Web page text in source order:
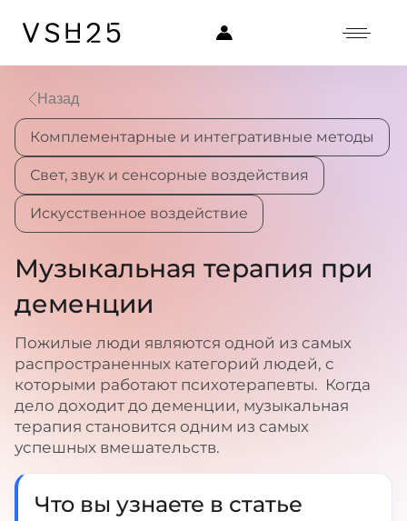
Назад
Комплементарные и интегративные методы
Свет, звук и сенсорные воздействия
Искусственное воздействие
Музыкальная терапия при
деменции
Пожилые люди являются одной из самых
распространенных категорий людей, с
которыми работают психотерапевты. Когда
дело доходит до деменции, музыкальная
терапия становится одним из самых
успешных вмешательств.
Что вы узнаете в статье